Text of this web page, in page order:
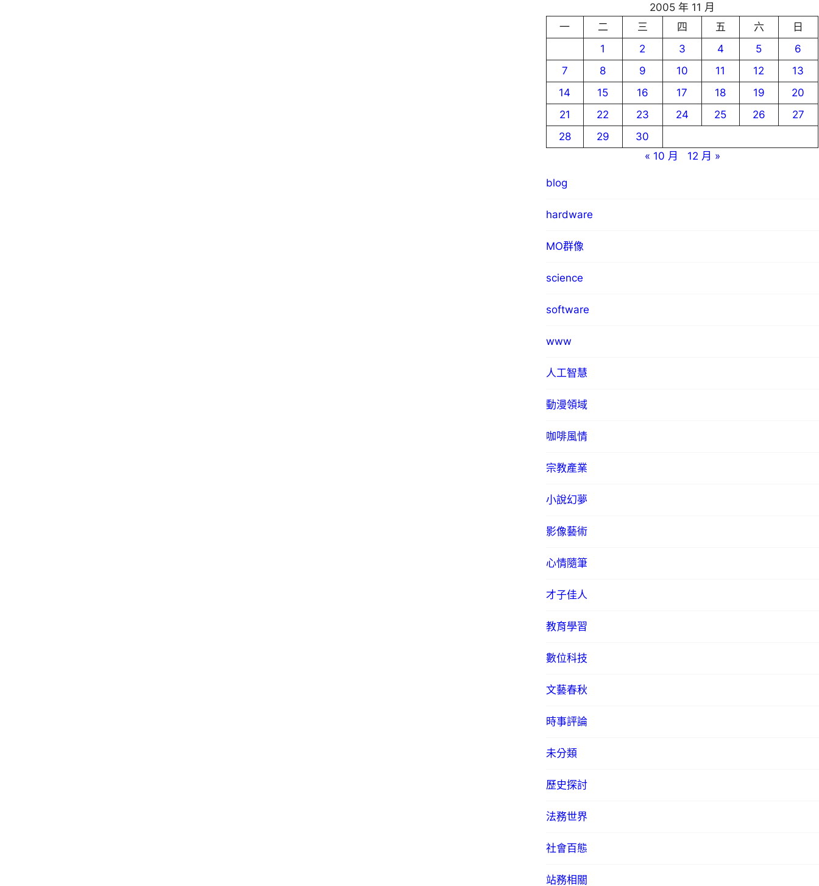
2005 年 11 月
一
二 三 四 五 六
日
1
2 3 4 5
6
7
8 9 10 11 12
13
14
15 16 17 18 19
20
21
22 23 24 25 26
27
28
29
30
« 10 月
12 月 »
blog
hardware
MO群像
science
software
www
人工智慧
動漫領域
咖啡風情
宗教產業
小說幻夢
影像藝術
心情隨筆
才子佳人
教育學習
數位科技
文藝春秋
時事評論
未分類
歷史探討
法務世界
社會百態
站務相關